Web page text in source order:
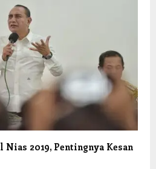
2019, Pentingnya Kesan